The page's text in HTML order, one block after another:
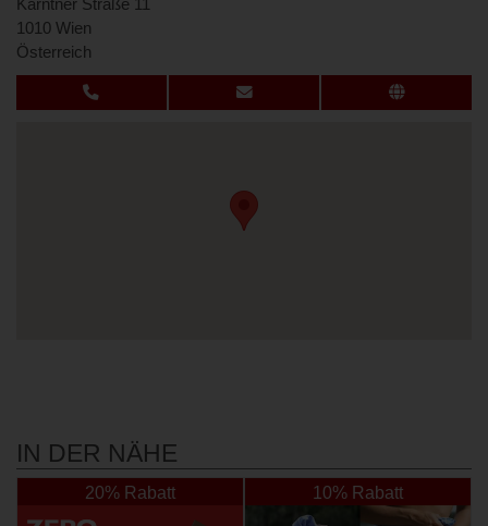
Kärntner Straße 11
1010 Wien
Österreich
IN DER NÄHE
20% Rabatt 10% Rabatt